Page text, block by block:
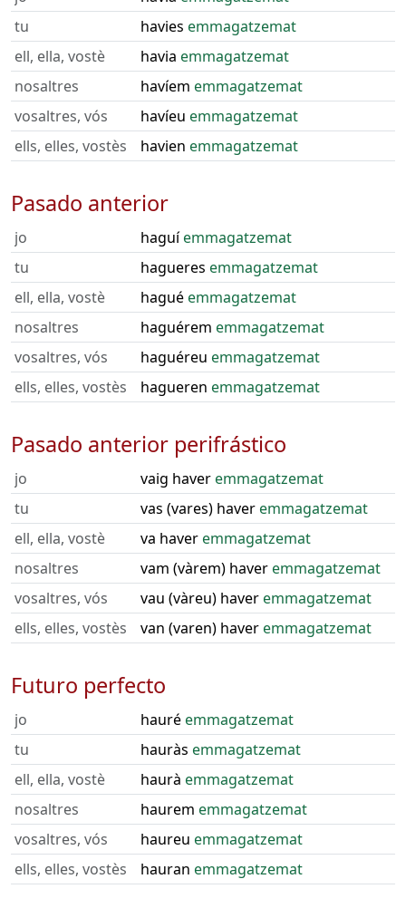
tu
havies emmagatzemat
ell, ella, vostè
havia emmagatzemat
nosaltres
havíem emmagatzemat
vosaltres, vós
havíeu emmagatzemat
ells, elles, vostès
havien emmagatzemat
Pasado anterior
jo haguíemmagatzemat
tu
hagueres emmagatzemat
ell, ella, vostè
haguéemmagatzemat
nosaltres
haguérem emmagatzemat
vosaltres, vós
haguéreu emmagatzemat
ells, elles, vostès
hagueren emmagatzemat
Pasado anterior perifrástico
jo vaig haveremmagatzemat
tu
vas (vares) haveremmagatzemat
ell, ella, vostè
va haveremmagatzemat
nosaltres
vam (vàrem) haveremmagatzemat
vosaltres, vós
vau (vàreu) haveremmagatzemat
ells, elles, vostès
van (varen) haveremmagatzemat
Futuro perfecto
jo hauréemmagatzemat
tu
hauràs emmagatzemat
ell, ella, vostè
haurà emmagatzemat
nosaltres
haurem emmagatzemat
vosaltres, vós
haureu emmagatzemat
ells, elles, vostès
hauran emmagatzemat